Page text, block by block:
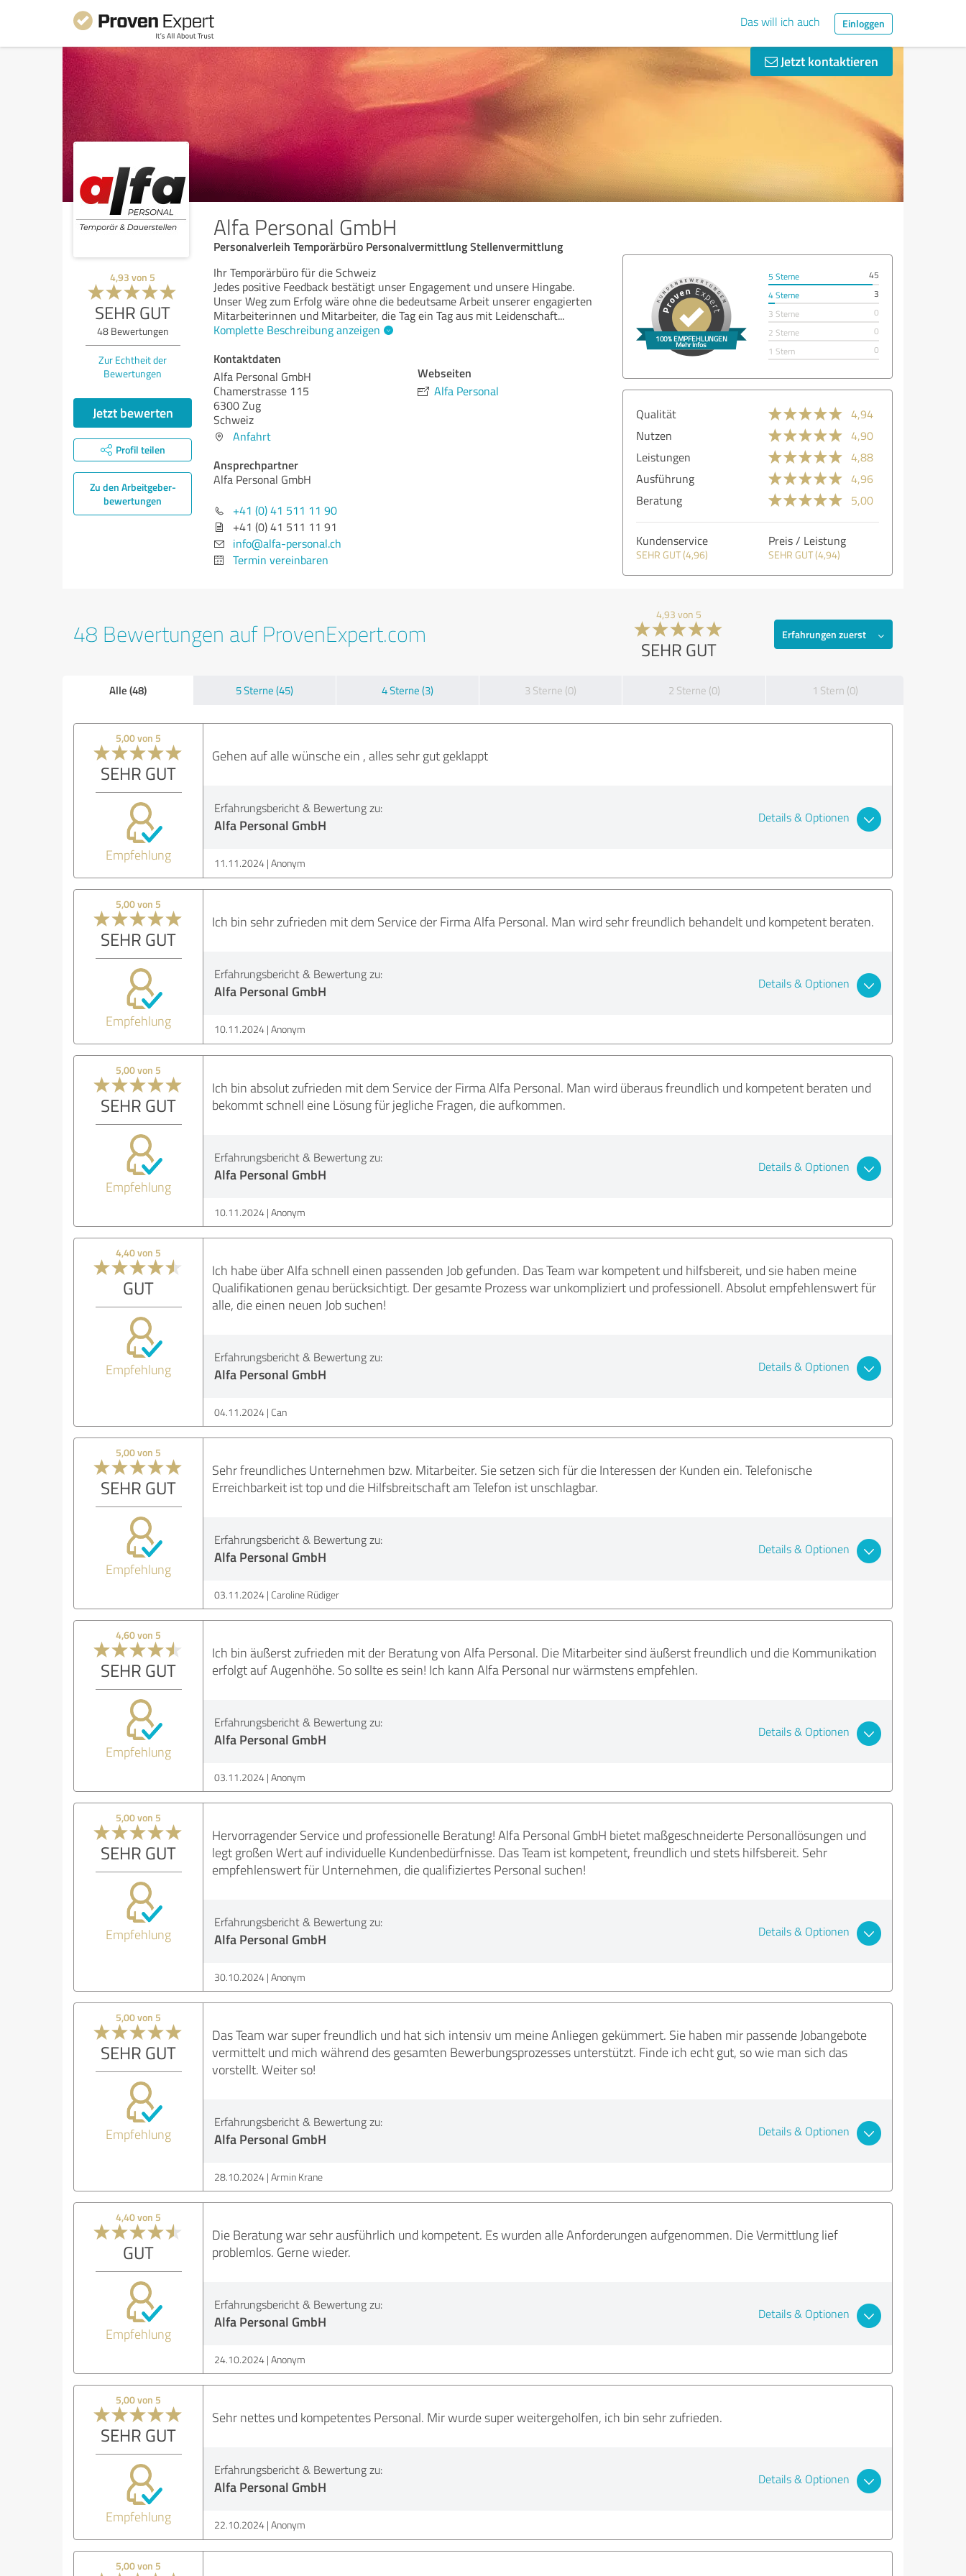
Das will ich auch Einloggen
Jetzt kontaktieren
Alfa Personal GmbH
Personalverleih Temporärbüro Personalvermittlung Stellenvermittlung
4,93 von 5
SEHR GUT
48Bewertungen
Zur Echtheit der
Bewertungen
Jetzt bewerten
Profil teilen
Zu den Arbeitgeber­
bewertungen
Ihr Temporärbüro für die Schweiz
Jedes positive Feedback bestätigt unser Engagement und unsere Hingabe.
Unser Weg zum Erfolg wäre ohne die bedeutsame Arbeit unserer engagierten
Mitarbeiterinnen und Mitarbeiter, die Tag ein Tag aus mit Leidenschaft...
Komplette Beschreibung anzeigen
Kontaktdaten
Alfa Personal GmbH
Chamerstrasse 115
6300 Zug
Schweiz
Anfahrt
Ansprechpartner
Alfa Personal GmbH
+41 (0) 41 511 11 90
+41 (0) 41 511 11 91
info@alfa-personal.ch
Termin vereinbaren
Webseiten
Alfa Personal
5 Sterne
45
4 Sterne
3
3 Sterne
0
2 Sterne
0
1 Stern
0
Qualität
4,94
Nutzen
4,90
Leistungen
4,88
Ausführung
4,96
Beratung
5,00
Kundenservice
SEHR GUT (4,96)
Preis / Leistung
SEHR GUT (4,94)
48 Bewertungen auf ProvenExpert.com
4,93 von 5
SEHR GUT
Erfahrungen zuerst
Alle (48) 5 Sterne (45) 4 Sterne (3) 3 Sterne (0) 2 Sterne (0) 1 Stern (0)
5,00 von 5
SEHR GUT
Empfehlung
Gehen auf alle wünsche ein , alles sehr gut geklappt
Erfahrungsbericht & Bewertung zu:
Alfa Personal GmbH Details & Optionen
11.11.2024 Anonym
5,00 von 5
SEHR GUT
Empfehlung
Ich bin sehr zufrieden mit dem Service der Firma Alfa Personal. Man wird sehr freundlich behandelt und kompetent beraten.
Erfahrungsbericht & Bewertung zu:
Alfa Personal GmbH Details & Optionen
10.11.2024 Anonym
5,00 von 5
SEHR GUT
Empfehlung
Ich bin absolut zufrieden mit dem Service der Firma Alfa Personal. Man wird überaus freundlich und kompetent beraten und
bekommt schnell eine Lösung für jegliche Fragen, die aufkommen.
Erfahrungsbericht & Bewertung zu:
Alfa Personal GmbH Details & Optionen
10.11.2024 Anonym
4,40 von 5
GUT
Empfehlung
Ich habe über Alfa schnell einen passenden Job gefunden. Das Team war kompetent und hilfsbereit, und sie haben meine
Qualifikationen genau berücksichtigt. Der gesamte Prozess war unkompliziert und professionell. Absolut empfehlenswert für
alle, die einen neuen Job suchen!
Erfahrungsbericht & Bewertung zu:
Alfa Personal GmbH Details & Optionen
04.11.2024 Can
5,00 von 5
SEHR GUT
Empfehlung
Sehr freundliches Unternehmen bzw. Mitarbeiter. Sie setzen sich für die Interessen der Kunden ein. Telefonische
Erreichbarkeit ist top und die Hilfsbreitschaft am Telefon ist unschlagbar.
Erfahrungsbericht & Bewertung zu:
Alfa Personal GmbH Details & Optionen
03.11.2024 Caroline Rüdiger
4,60 von 5
SEHR GUT
Empfehlung
Ich bin äußerst zufrieden mit der Beratung von Alfa Personal. Die Mitarbeiter sind äußerst freundlich und die Kommunikation
erfolgt auf Augenhöhe. So sollte es sein! Ich kann Alfa Personal nur wärmstens empfehlen.
Erfahrungsbericht & Bewertung zu:
Alfa Personal GmbH Details & Optionen
03.11.2024 Anonym
5,00 von 5
SEHR GUT
Empfehlung
Hervorragender Service und professionelle Beratung! Alfa Personal GmbH bietet maßgeschneiderte Personallösungen und
legt großen Wert auf individuelle Kundenbedürfnisse. Das Team ist kompetent, freundlich und stets hilfsbereit. Sehr
empfehlenswert für Unternehmen, die qualifiziertes Personal suchen!
Erfahrungsbericht & Bewertung zu:
Alfa Personal GmbH Details & Optionen
30.10.2024 Anonym
5,00 von 5
SEHR GUT
Empfehlung
Das Team war super freundlich und hat sich intensiv um meine Anliegen gekümmert. Sie haben mir passende Jobangebote
vermittelt und mich während des gesamten Bewerbungsprozesses unterstützt. Finde ich echt gut, so wie man sich das
vorstellt. Weiter so!
Erfahrungsbericht & Bewertung zu:
Alfa Personal GmbH Details & Optionen
28.10.2024 Armin Krane
4,40 von 5
GUT
Empfehlung
Die Beratung war sehr ausführlich und kompetent. Es wurden alle Anforderungen aufgenommen. Die Vermittlung lief
problemlos. Gerne wieder.
Erfahrungsbericht & Bewertung zu:
Alfa Personal GmbH Details & Optionen
24.10.2024 Anonym
5,00 von 5
SEHR GUT
Empfehlung
Sehr nettes und kompetentes Personal. Mir wurde super weitergeholfen, ich bin sehr zufrieden.
Erfahrungsbericht & Bewertung zu:
Alfa Personal GmbH Details & Optionen
22.10.2024 Anonym
5,00 von 5